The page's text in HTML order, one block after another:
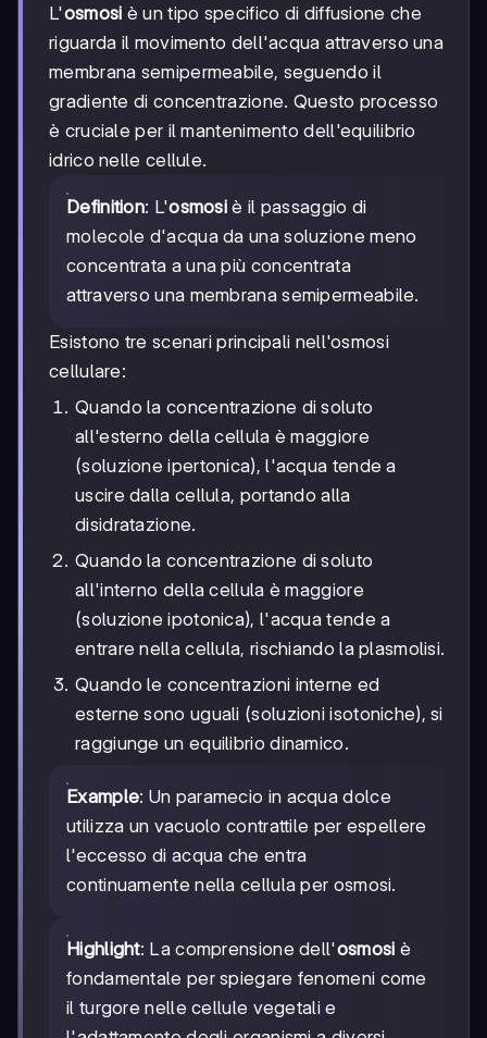
L'osmosi è un tipo specifico di diffusione che
riguarda il movimento dell'acqua attraverso una
membrana semipermeabile, seguendo il
gradiente di concentrazione. Questo processo
è cruciale per il mantenimento dell'equilibrio
idrico nelle cellule.
Definition: L'osmosi è il passaggio di
molecole d'acqua da una soluzione meno
concentrata a una più concentrata
attraverso una membrana semipermeabile.
Esistono tre scenari principali nell'osmosi
cellulare:
Quando la concentrazione di soluto
all'esterno della cellula è maggiore
(soluzione ipertonica), l'acqua tende a
uscire dalla cellula, portando alla
disidratazione.
Quando la concentrazione di soluto
all'interno della cellula è maggiore
(soluzione ipotonica), l'acqua tende a
entrare nella cellula, rischiando la plasmolisi.
Quando le concentrazioni interne ed
esterne sono uguali (soluzioni isotoniche), si
raggiunge un equilibrio dinamico.
Example: Un paramecio in acqua dolce
utilizza un vacuolo contrattile per espellere
l'eccesso di acqua che entra
continuamente nella cellula per osmosi.
Highlight: La comprensione dell'osmosi è
fondamentale per spiegare fenomeni come
il turgore nelle cellule vegetali e